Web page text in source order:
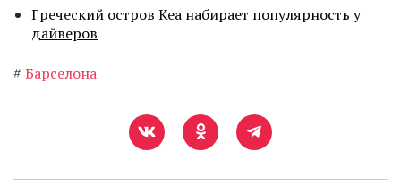
Греческий остров Кеа набирает популярность у
дайверов
# Барселона